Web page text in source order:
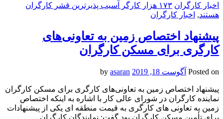
اخبار کارگران
۱۷۳ هزار کارگر آسیب پذیرترین قشر کارگران
هستند, اخبار کارگران
پیشنهاد اختصاص زمین به تعاونی‌های
کارگری برای مسکن کارگران
Posted on آگوست 18, 2019 asaran
پیشنهاد اختصاص زمین به تعاونی‌های کارگری برای مسکن کارگران
نماینده کارگران در شورای عالی کار با اشاره به اینکه اختصاص
زمین به تعاونی های کارگری به قیمت منطقه ای یکی از پیشنهادات
برای تأمین مسکن کارگران بود گفت: نمایندگان کارگران…